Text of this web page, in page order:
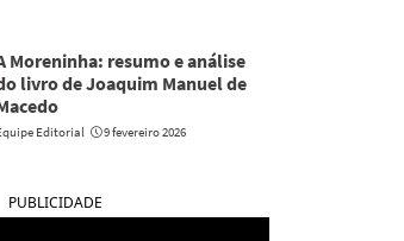
Moreninha: resumo e análise
livro de Joaquim Manuel de
Editorial 9 fevereiro 2026
PUBLICIDADE